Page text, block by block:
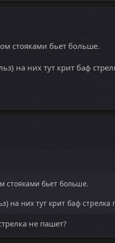
стояками бьет больше.
на них тут крит баф
стояками бьет больше.
на них тут крит баф
не пашет?